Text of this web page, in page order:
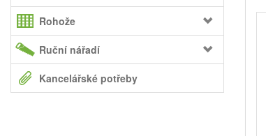
Rohože
Ruční nářadí
Kancelářské potřeby